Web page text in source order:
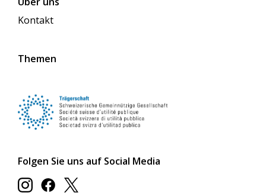
Kontakt
Themen
Folgen Sie uns auf Social Media